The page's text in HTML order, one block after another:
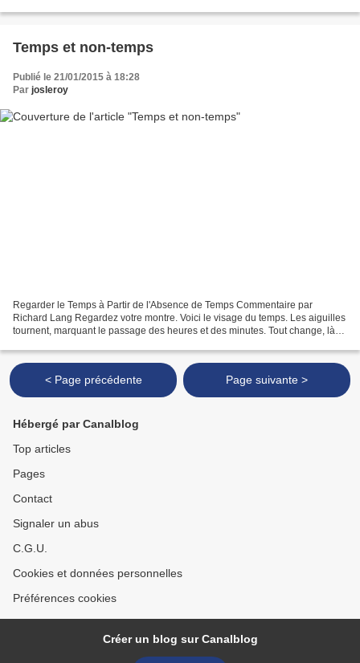
Temps et non-temps
Publié le 21/01/2015 à 18:28
Par josleroy
Regarder le Temps à Partir de l'Absence de Temps Commentaire par
Richard Lang Regardez votre montre. Voici le visage du temps. Les aiguilles
tournent, marquant le passage des heures et des minutes. Tout change, là-
< Page précédente Page suivante >
Hébergé par Canalblog
Top articles
Pages
Contact
Signaler un abus
C.G.U.
Cookies et données personnelles
Préférences cookies
Créer un blog sur Canalblog